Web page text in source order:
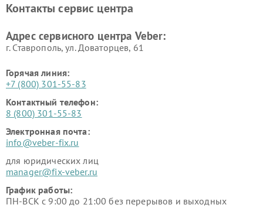
Контакты сервис центра
Адрес сервисного центра Veber:
г. Ставрополь, ул. Доваторцев, 61
Горячая линия:
+7 (800) 301-55-83
Контактный телефон:
8 (800) 301-55-83
Электронная почта:
info@veber-fix.ru
для юридических лиц
manager@fix-veber.ru
График работы:
ПН-ВСК с 9:00 до 21:00 без перерывов и выходных